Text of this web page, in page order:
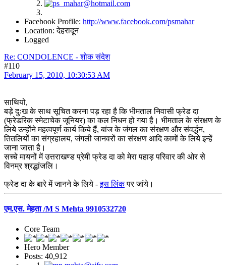
Facebook Profile: http://www.facebook.com/psmahar
Location: देहरादून
Logged
Re: CONDOLENCE - शोक संदेश
#110
February 15, 2010, 10:30:53 AM
साथियो,
बड़े दुःख के साथ सूचित करना पड़ रहा है कि भीमताल निवासी फ्रेड दा
(फ्रेडरिक स्मेटाचेक जूनियर) का कल निधन हो गया है। भीमताल के संरक्षण के
लिये उन्होंने महत्वपूर्ण कार्य किये हैं, बांज के जंगल का संरक्षण और संवर्द्धन,
तितलियों का संग्रहालय, जंगली जानवरों का संरक्षण आदि कामों के लिये इन्हें
जाना जाता है।
सच्चे मायनों में उत्तराखण्ड प्रेमी फ्रेड दा को मेरा पहाड़ परिवार की ओर से
विनम्र श्रद्धांजलि।
फ्रेड दा के बारे में जानने के लिये -इस लिंकपर जांये।
एम.एस. मेहता /M S Mehta 9910532720
Core Team
Hero Member
Posts: 40,912